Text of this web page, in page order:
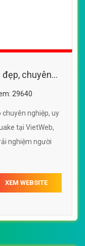
chuyên
29640
nghiệp, uy
tại VietWeb,
nghiệm người
XEM WEBSITE